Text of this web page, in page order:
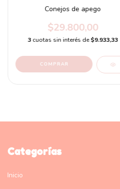
Conejos de apego
$29.800,00
3cuotas sin interés de$9.933,33
COMPRAR
Categorías
Inicio